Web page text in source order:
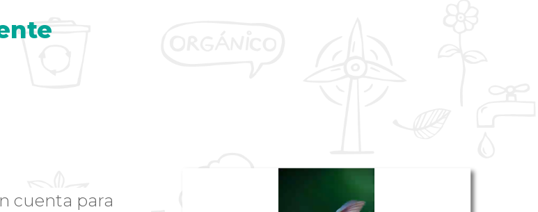
cuenta para